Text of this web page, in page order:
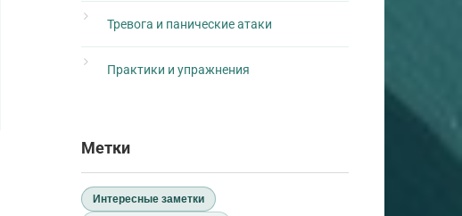
Тревога и панические атаки
Практики и упражнения
Метки
Интересные заметки